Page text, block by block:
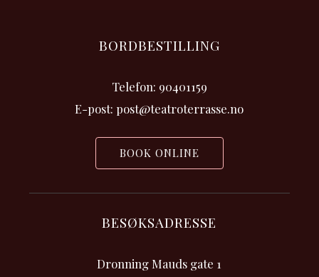
BORDBESTILLING
Telefon: 90401159
E-post: post@teatroterrasse.no
BOOK ONLINE
BESØKSADRESSE
Dronning Mauds gate 1